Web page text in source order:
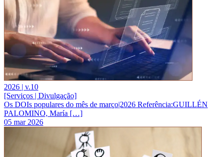
2026 | v.10
[Serviços | Divulgação]
Os DOIs populares do mês de março|2026 Referência:GUILLÉN
PALOMINO, María […]
05 mar 2026